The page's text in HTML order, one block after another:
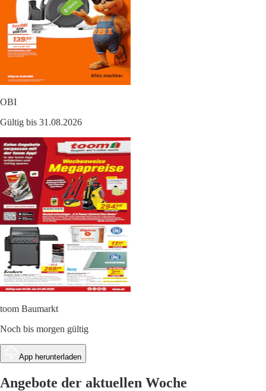
OBI
Gültig bis 31.08.2026
toom Baumarkt
Noch bis morgen gültig
App herunterladen
Angebote der aktuellen Woche